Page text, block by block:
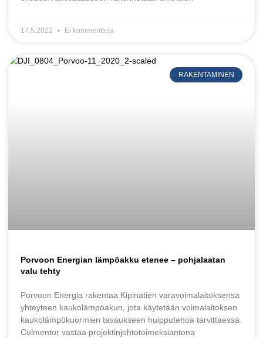
17.5.2022 Ei kommentteja
RAKENTAMINEN
Porvoon Energian lämpöakku etenee – pohjalaatan
valu tehty
Porvoon Energia rakentaa Kipinätien varavoimalaitoksensa
yhteyteen kaukolämpöakun, jota käytetään voimalaitoksen
kaukolämpökuormien tasaukseen huipputehoa tarvittaessa.
Culmentor vastaa projektinjohtotoimeksiantona